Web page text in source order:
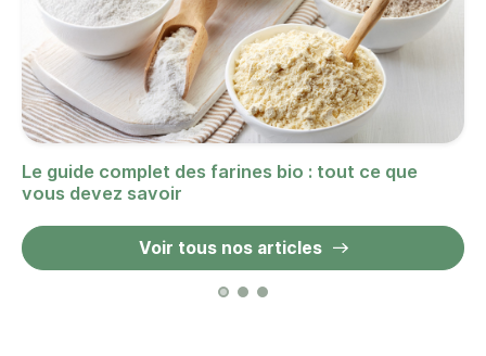
Le guide complet des farines bio : tout ce que
vous devez savoir
Voir tous nos articles